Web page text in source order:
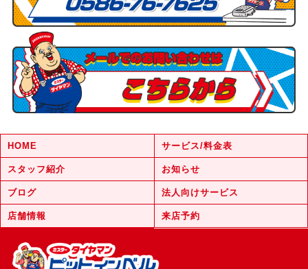
HOME サービス/料金表
スタッフ紹介 お知らせ
ブログ 法人向けサービス
店舗情報 来店予約